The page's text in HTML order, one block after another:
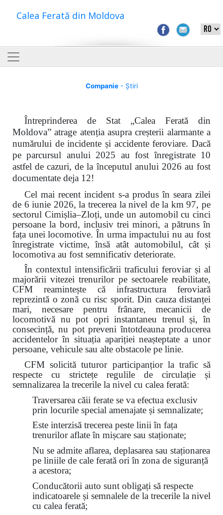
Calea Ferată din Moldova
Companie- Știri
Întreprinderea de Stat „Calea Ferată din
Moldova” atrage atenția asupra creșterii alarmante a
numărului de incidente și accidente feroviare. Dacă
pe parcursul anului 2025 au fost înregistrate 10
astfel de cazuri, de la începutul anului 2026 au fost
documentate deja 12!
Cel mai recent incident s-a produs în seara zilei
de 6 iunie 2026, la trecerea la nivel de la km 97, pe
sectorul Cimișlia–Zloți, unde un automobil cu cinci
persoane la bord, inclusiv trei minori, a pătruns în
fața unei locomotive. În urma impactului nu au fost
înregistrate victime, însă atât automobilul, cât și
locomotiva au fost semnificativ deteriorate.
În contextul intensificării traficului feroviar și al
majorării vitezei trenurilor pe sectoarele reabilitate,
CFM reamintește că infrastructura feroviară
reprezintă o zonă cu risc sporit. Din cauza distanței
mari, necesare pentru frânare, mecanicii de
locomotivă nu pot opri instantaneu trenul și, în
consecință, nu pot preveni întotdeauna producerea
accidentelor în situația apariției neașteptate a unor
persoane, vehicule sau alte obstacole pe linie.
CFM solicită tuturor participanțior la trafic să
respecte cu strictețe regulile de circulație și
semnalizarea la trecerile la nivel cu calea ferată:
Traversarea căii ferate se va efectua exclusiv
prin locurile special amenajate și semnalizate;
Este interzisă trecerea peste linii în fața
trenurilor aflate în mișcare sau staționate;
Nu se admite aflarea, deplasarea sau staționarea
pe liniile de cale ferată ori în zona de siguranță
a acestora;
Conducătorii auto sunt obligați să respecte
indicatoarele și semnalele de la trecerile la nivel
cu calea ferată;